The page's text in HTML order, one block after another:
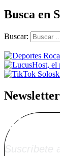
Busca en
Buscar:
Newsletter
Alta
Suscríbete